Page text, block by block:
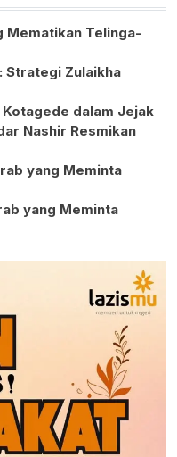
Mematikan Telinga-
Strategi Zulaikha
Kotagede dalam Jejak
Nashir Resmikan
yang Meminta
yang Meminta